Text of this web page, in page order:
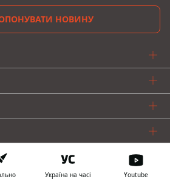
НОВИНУ
Україна на часі Youtube